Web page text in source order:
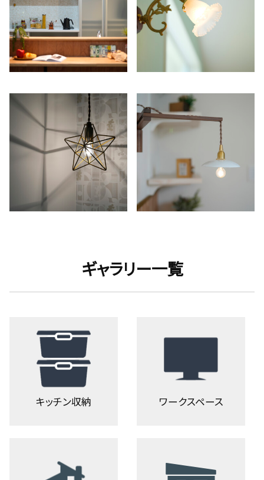
ギャラリー一覧
キッチン収納 ワークスペース